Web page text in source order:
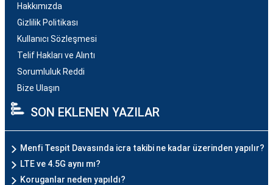
Hakkımızda
Gizlilik Politikası
Kullanıcı Sözleşmesi
Telif Hakları ve Alıntı
Sorumluluk Reddi
Bize Ulaşın
SON EKLENEN YAZILAR
Menfi Tespit Davasında icra takibi ne kadar üzerinden yapılır?
LTE ve 4.5G aynı mı?
Koruganlar neden yapıldı?